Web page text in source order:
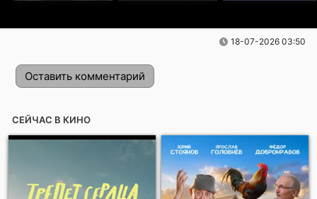
18-07-2026 03:50
Оставить комментарий
СЕЙЧАС В КИНО